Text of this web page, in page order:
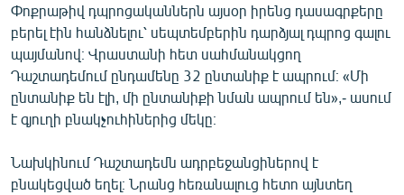
«Ազատության» բոլոր կայքերը
Փոքրաթիվ դպրոցականներն այսօր իրենց դասագրքերը
բերել էին հանձնելու՝ սեպտեմբերին դարձյալ դպրոց գալու
պայմանով։ Վրաստանի հետ սահմանակցող
Դաշտադեմում ընդամենը 32 ընտանիք է ապրում։ «Մի
ընտանիք են էլի, մի ընտանիքի նման ապրում են»,- ասում
է գյուղի բնակչուհիներից մեկը։
Նախկինում Դաշտադեմն ադրբեջանցիներով է
բնակեցված եղել։ Նրանց հեռանալուց հետո այնտեղ